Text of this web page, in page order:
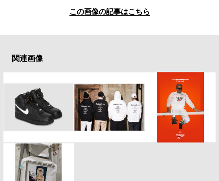
この画像の記事はこちら
関連画像